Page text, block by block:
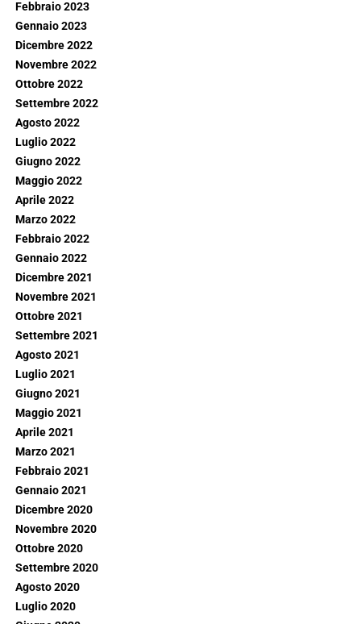
Febbraio 2023
Gennaio 2023
Dicembre 2022
Novembre 2022
Ottobre 2022
Settembre 2022
Agosto 2022
Luglio 2022
Giugno 2022
Maggio 2022
Aprile 2022
Marzo 2022
Febbraio 2022
Gennaio 2022
Dicembre 2021
Novembre 2021
Ottobre 2021
Settembre 2021
Agosto 2021
Luglio 2021
Giugno 2021
Maggio 2021
Aprile 2021
Marzo 2021
Febbraio 2021
Gennaio 2021
Dicembre 2020
Novembre 2020
Ottobre 2020
Settembre 2020
Agosto 2020
Luglio 2020